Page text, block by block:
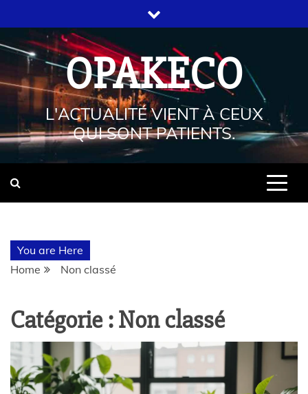
OPAKECO
L'ACTUALITÉ VIENT À CEUX
QUI SONT PATIENTS.
You are Here
Home
Non classé
Catégorie :Non classé